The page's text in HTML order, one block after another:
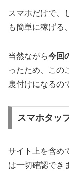
スマホだけで、
も簡単に稼げる、
当然ながら今回
ったため、この
裏付けになるの
スマホタッ
サイト上を含め
は一切確認でき